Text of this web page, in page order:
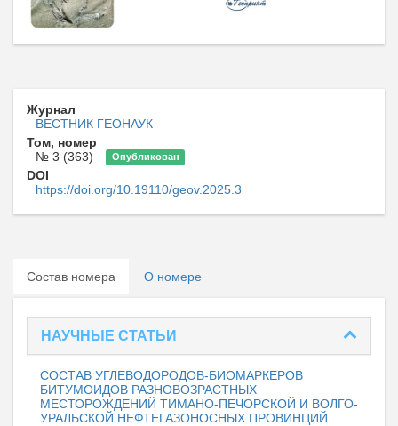
Журнал
ВЕСТНИК ГЕОНАУК
Том, номер
№ 3 (363)
Опубликован
DOI
https://doi.org/10.19110/geov.2025.3
Состав номера О номере
НАУЧНЫЕ СТАТЬИ
СОСТАВ УГЛЕВОДОРОДОВ-БИОМАРКЕРОВ
БИТУМОИДОВ РАЗНОВОЗРАСТНЫХ
МЕСТОРОЖДЕНИЙ ТИМАНО-ПЕЧОРСКОЙ И ВОЛГО-
УРАЛЬСКОЙ НЕФТЕГАЗОНОСНЫХ ПРОВИНЦИЙ